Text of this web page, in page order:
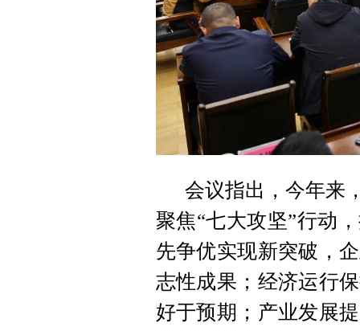
会议指出，今年来
聚焦“七大攻坚”行动
先争优实现新突破，
志性成果；经济运行
好于预期；产业发展